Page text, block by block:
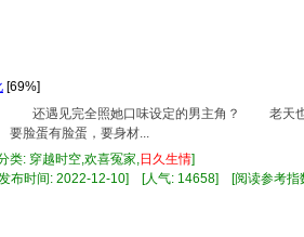
[69%]
还遇见完全照她口味设定的男主角？ 老天也
蛋有脸蛋，要身材...
: 穿越时空,欢喜冤家, 日久 生情]
布时间: 2022-12-10] [人气: 14658] [阅读参考指